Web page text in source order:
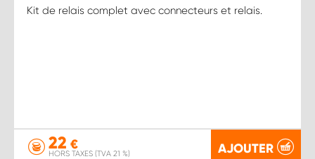
Kit de relais complet avec connecteurs et relais.
22 €
HORS TAXES (TVA 21 %) AJOUTER